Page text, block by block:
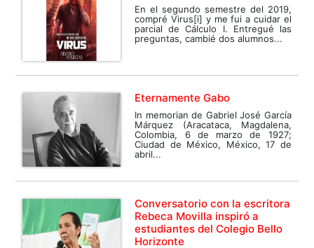
En el segundo semestre del 2019,
compré Virus[i] y me fui a cuidar el
parcial de Cálculo I. Entregué las
preguntas, cambié dos alumnos...
Eternamente Gabo
In memorian de Gabriel José García
Márquez (Aracataca, Magdalena,
Colombia, 6 de marzo de 1927;
Ciudad de México, México, 17 de
abril...
Conversatorio con la escritora
Rebeca Movilla inspiró a
estudiantes del Colegio Bello
Horizonte